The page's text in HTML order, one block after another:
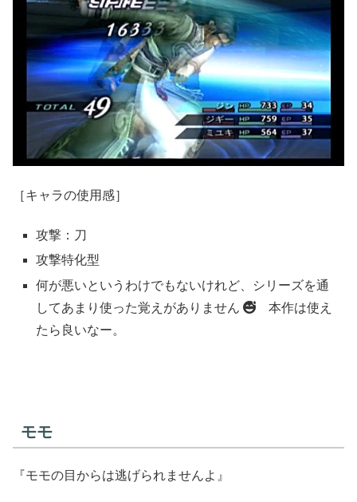
［キャラの使用感］
攻撃：刀
攻撃特化型
何が悪いというわけでもないけれど、シリーズを通
してあまり使った覚えがありません
本作は使え
たら良いなー。
モモ
『モモの目からは逃げられませんよ』